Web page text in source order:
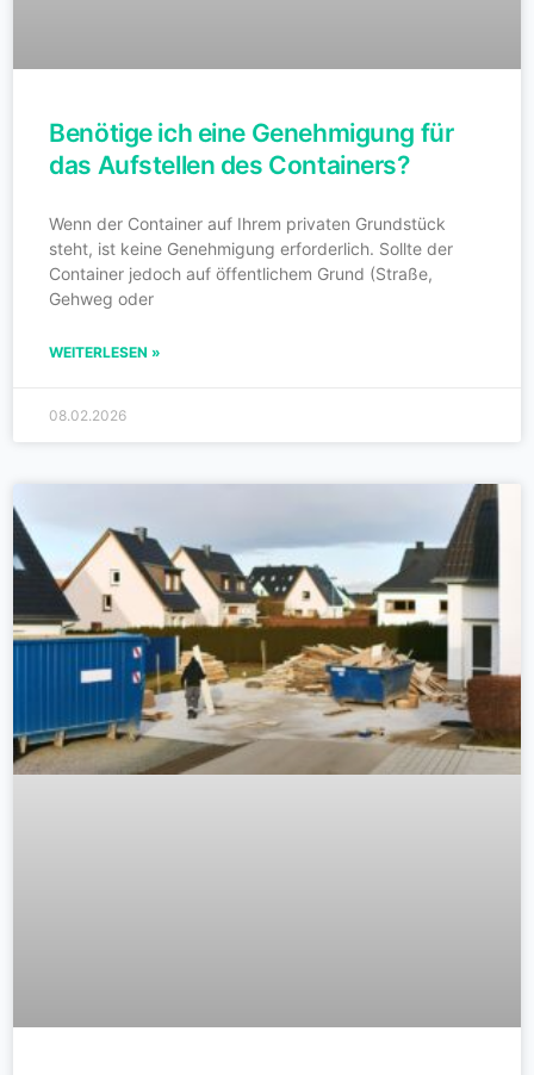
Benötige ich eine Genehmigung für
das Aufstellen des Containers?
Wenn der Container auf Ihrem privaten Grundstück
steht, ist keine Genehmigung erforderlich. Sollte der
Container jedoch auf öffentlichem Grund (Straße,
Gehweg oder
WEITERLESEN »
08.02.2026